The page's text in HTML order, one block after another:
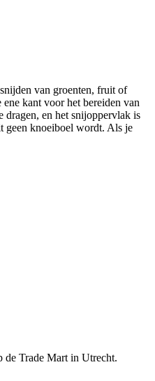
van groenten, fruit of
kant voor het bereiden van
dragen, en het snijoppervlak is
geen knoeiboel wordt. Als je
de Trade Mart in Utrecht.